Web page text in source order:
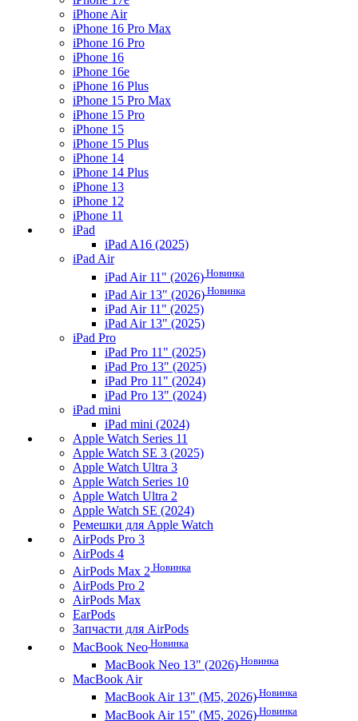
iPhone Air
iPhone 16 Pro Max
iPhone 16 Pro
iPhone 16
iPhone 16e
iPhone 16 Plus
iPhone 15 Pro Max
iPhone 15 Pro
iPhone 15
iPhone 15 Plus
iPhone 14
iPhone 14 Plus
iPhone 13
iPhone 12
iPhone 11
iPad
iPad A16 (2025)
iPad Air
iPad Air 11" (2026) Новинка
iPad Air 13" (2026) Новинка
iPad Air 11" (2025)
iPad Air 13" (2025)
iPad Pro
iPad Pro 11" (2025)
iPad Pro 13" (2025)
iPad Pro 11" (2024)
iPad Pro 13" (2024)
iPad mini
iPad mini (2024)
Apple Watch Series 11
Apple Watch SE 3 (2025)
Apple Watch Ultra 3
Apple Watch Series 10
Apple Watch Ultra 2
Apple Watch SE (2024)
Ремешки для Apple Watch
AirPods Pro 3
AirPods 4
AirPods Max 2 Новинка
AirPods Pro 2
AirPods Max
EarPods
Запчасти для AirPods
MacBook Neo Новинка
MacBook Neo 13" (2026) Новинка
MacBook Air
MacBook Air 13" (M5, 2026) Новинка
MacBook Air 15" (M5, 2026) Новинка